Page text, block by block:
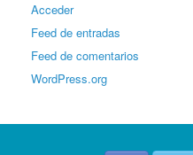
Acceder
Feed de entradas
Feed de comentarios
WordPress.org